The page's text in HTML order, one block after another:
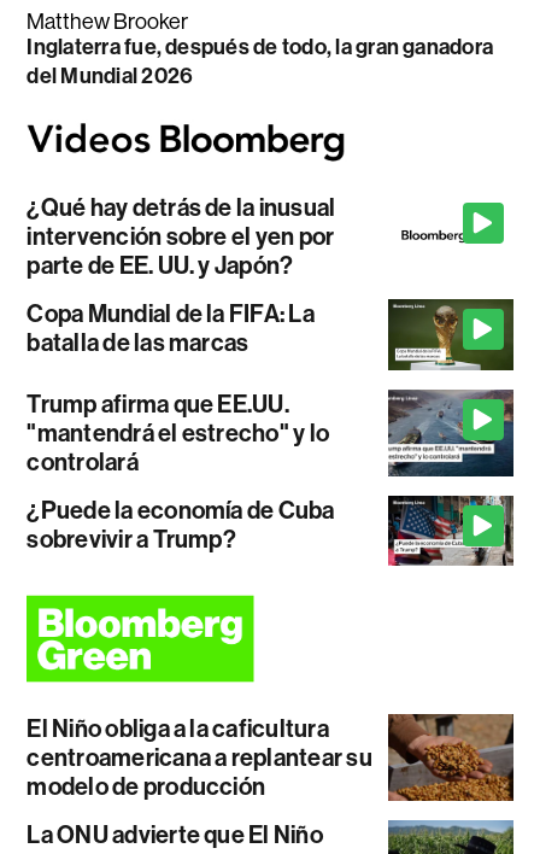
Matthew Brooker
Inglaterra fue, después de todo, la gran ganadora
del Mundial 2026
¿Qué hay detrás de la inusual
intervención sobre el yen por
parte de EE. UU. y Japón?
Copa Mundial de la FIFA: La
batalla de las marcas
Trump afirma que EE.UU.
"mantendrá el estrecho" y lo
controlará
¿Puede la economía de Cuba
sobrevivir a Trump?
El Niño obliga a la caficultura
centroamericana a replantear su
modelo de producción
La ONU advierte que El Niño